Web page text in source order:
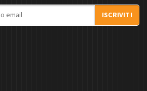
ISCRIVITI